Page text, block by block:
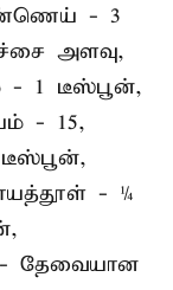
- 3
அளவு,
- 1 டீஸ்பூன்,
- 15,
- ¼
- தேவையான